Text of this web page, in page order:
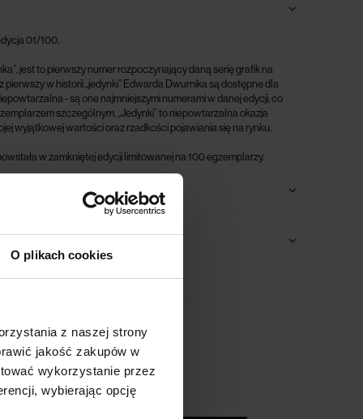
O plikach cookies
z naszej strony
jakość zakupów w
wykorzystanie przez
wybierając opcję
01/100.
jest to pierwszy numer rozpoczynający daną serię grafik na
pierwszy w historii „jedynki” Edwarda Dwurnika są dostępne dla
- są one najmniejszymi numerami w danej edycji, co
szczególnym. „Jedynki” to niepowtarzalna okazja
wyjątkowej wartości oraz rzadkości pojawiania się na rynku.
w zamkniętej edycji limitowanej na 100 egzemplarzy.